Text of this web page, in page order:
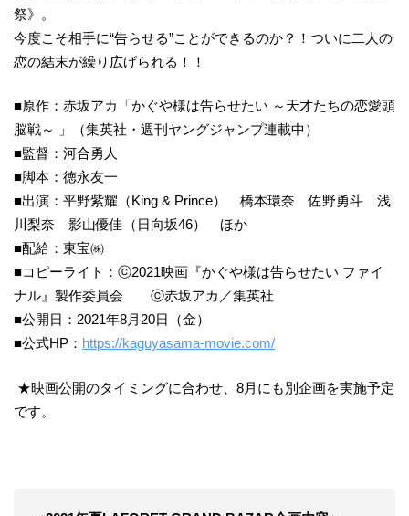
祭》。
今度こそ相手に“告らせる”ことができるのか？！ついに二人の
恋の結末が繰り広げられる！！
■原作：赤坂アカ「かぐや様は告らせたい ～天才たちの恋愛頭
脳戦～ 」（集英社・週刊ヤングジャンプ連載中）
■監督：河合勇人
■脚本：徳永友一
■出演：平野紫耀（King & Prince） 橋本環奈 佐野勇斗 浅
川梨奈 影山優佳（日向坂46） ほか
■配給：東宝㈱
■コピーライト：ⓒ2021映画『かぐや様は告らせたい ファイ
ナル』製作委員会 ⓒ赤坂アカ／集英社
■公開日：2021年8月20日（金）
■公式HP： https://kaguyasama-movie.com/
★映画公開のタイミングに合わせ、8月にも別企画を実施予定
です。